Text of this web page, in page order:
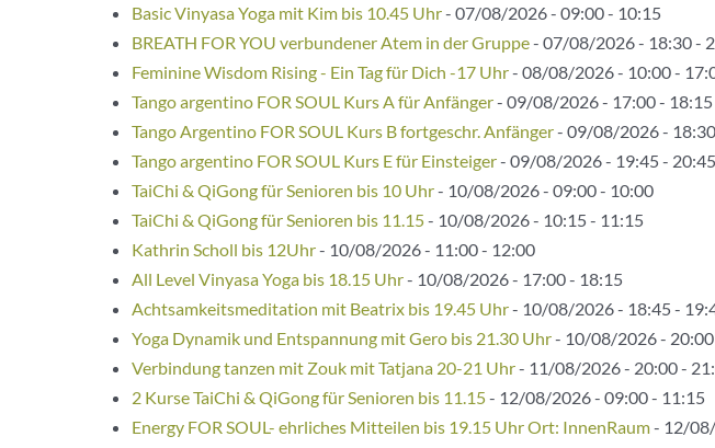
Basic Vinyasa Yoga mit Kim bis 10.45 Uhr- 07/08/2026 - 09:00 - 10:15
BREATH FOR YOU verbundener Atem in der Gruppe- 07/08/2026 - 18:30 -
Feminine Wisdom Rising - Ein Tag für Dich -17 Uhr- 08/08/2026 - 10:00 -
Tango argentino FOR SOUL Kurs A für Anfänger- 09/08/2026 - 17:00 - 18:15
Tango Argentino FOR SOUL Kurs B fortgeschr. Anfänger- 09/08/2026 -
Tango argentino FOR SOUL Kurs E für Einsteiger- 09/08/2026 - 19:45 - 20:45
TaiChi & QiGong für Senioren bis 10 Uhr- 10/08/2026 - 09:00 - 10:00
TaiChi & QiGong für Senioren bis 11.15- 10/08/2026 - 10:15 - 11:15
Kathrin Scholl bis 12Uhr- 10/08/2026 - 11:00 - 12:00
All Level Vinyasa Yoga bis 18.15 Uhr- 10/08/2026 - 17:00 - 18:15
Achtsamkeitsmeditation mit Beatrix bis 19.45 Uhr- 10/08/2026 - 18:45 -
Yoga Dynamik und Entspannung mit Gero bis 21.30 Uhr- 10/08/2026 -
Verbindung tanzen mit Zouk mit Tatjana 20-21 Uhr- 11/08/2026 - 20:00 -
2 Kurse TaiChi & QiGong für Senioren bis 11.15- 12/08/2026 - 09:00 - 11:15
Energy FOR SOUL- ehrliches Mitteilen bis 19.15 Uhr Ort: InnenRaum- 12/